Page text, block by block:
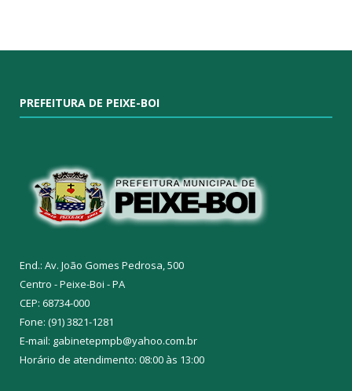
PREFEITURA DE PEIXE-BOI
End.: Av. João Gomes Pedrosa, 500
Centro - Peixe-Boi - PA
CEP: 68734-000
Fone: (91) 3821-1281
E-mail: gabinetepmpb@yahoo.com.br
Horário de atendimento: 08:00 às 13:00